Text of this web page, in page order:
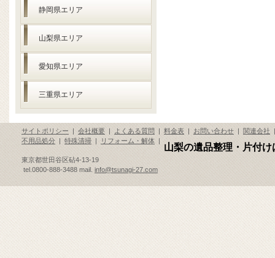
静岡県エリア
山梨県エリア
愛知県エリア
三重県エリア
サイトポリシー | 会社概要 | よくある質問 | 料金表 | お問い合わせ | 関連会社
不用品処分| 特殊清掃 | リフォーム・解体 |
山梨の遺品整理・片付
東京都世田谷区砧4-13-19
tel.0800-888-3488 mail. info@tsunagi-27.com